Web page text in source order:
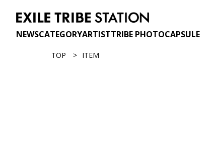
NEWSCATEGORYARTISTTRIBE PHOTOCAPSULE
TOP ITEM